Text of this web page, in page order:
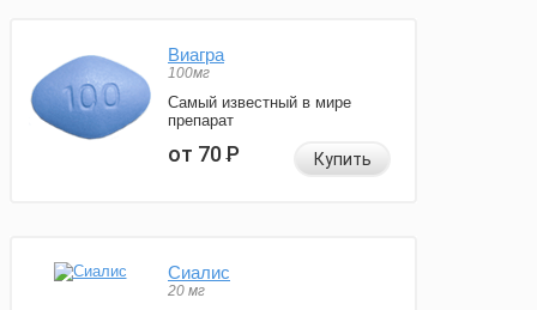
Виагра
100мг
Самый известный в мире
препарат
от 70Р Купить
Сиалис
20 мг